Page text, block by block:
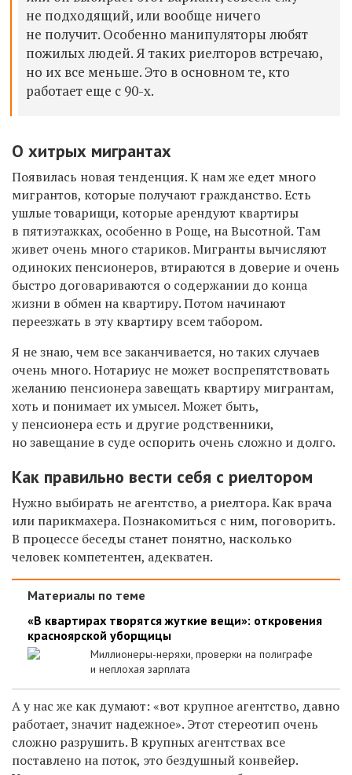
не подходящий, или вообще ничего
не получит. Особенно манипуляторы любят
пожилых людей. Я таких риелторов встречаю,
но их все меньше. Это в основном те, кто
работает еще с 90-х.
О хитрых мигрантах
Появилась новая тенденция. К нам же едет много
мигрантов, которые получают гражданство. Есть
ушлые товарищи, которые арендуют квартиры
в пятиэтажках, особенно в Роще, на Высотной. Там
живет очень много стариков. Мигранты вычисляют
одиноких пенсионеров, втираются в доверие и очень
быстро договариваются о содержании до конца
жизни в обмен на квартиру. Потом начинают
переезжать в эту квартиру всем табором.
Я не знаю, чем все заканчивается, но таких случаев
очень много. Нотариус не может воспрепятствовать
желанию пенсионера завещать квартиру мигрантам,
хоть и понимает их умысел. Может быть,
у пенсионера есть и другие родственники,
но завещание в суде оспорить очень сложно и долго.
Как правильно вести себя с риелтором
Нужно выбирать не агентство, а риелтора. Как врача
или парикмахера. Познакомиться с ним, поговорить.
В процессе беседы станет понятно, насколько
человек компетентен, адекватен.
Материалы по теме
«В квартирах творятся жуткие вещи»: откровения
красноярской уборщицы
Миллионеры-неряхи, проверки на полиграфе
и неплохая зарплата
А у нас же как думают: «вот крупное агентство, давно
работает, значит надежное». Этот стереотип очень
сложно разрушить. В крупных агентствах все
поставлено на поток, это бездушный конвейер.